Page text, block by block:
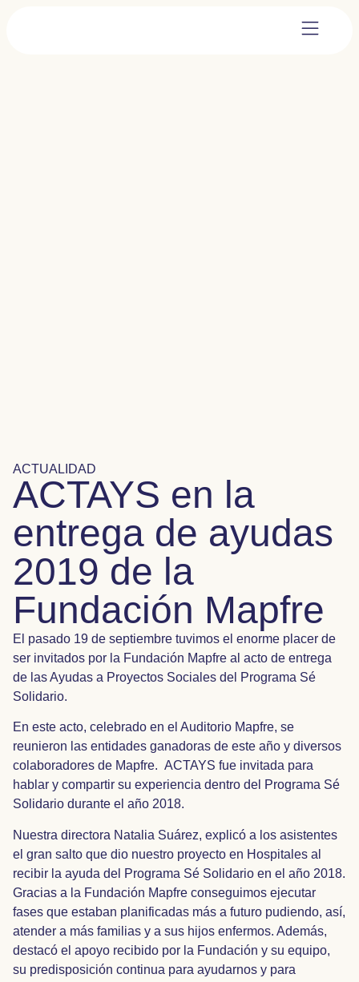
ACTUALIDAD
ACTAYS en la
entrega de ayudas
2019 de la
Fundación Mapfre
El pasado 19 de septiembre tuvimos el enorme placer de
ser invitados por la Fundación Mapfre al acto de entrega
de las Ayudas a Proyectos Sociales del Programa Sé
Solidario.
En este acto, celebrado en el Auditorio Mapfre, se
reunieron las entidades ganadoras de este año y diversos
colaboradores de Mapfre. ACTAYS fue invitada para
hablar y compartir su experiencia dentro del Programa Sé
Solidario durante el año 2018.
Nuestra directora Natalia Suárez, explicó a los asistentes
el gran salto que dio nuestro proyecto en Hospitales al
recibir la ayuda del Programa Sé Solidario en el año 2018.
Gracias a la Fundación Mapfre conseguimos ejecutar
fases que estaban planificadas más a futuro pudiendo, así,
atender a más familias y a sus hijos enfermos. Además,
destacó el apoyo recibido por la Fundación y su equipo,
su predisposición continua para ayudarnos y para